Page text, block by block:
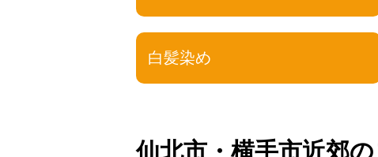
白髪染め
仙北市・横手市近郊